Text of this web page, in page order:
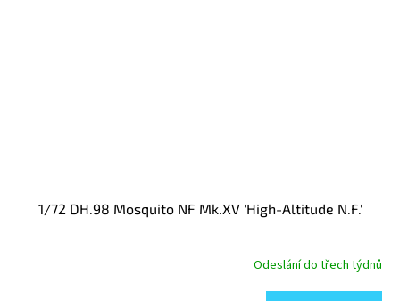
1/72 DH.98 Mosquito NF Mk.XV 'High-Altitude N.F.'
Odeslání do třech týdnů